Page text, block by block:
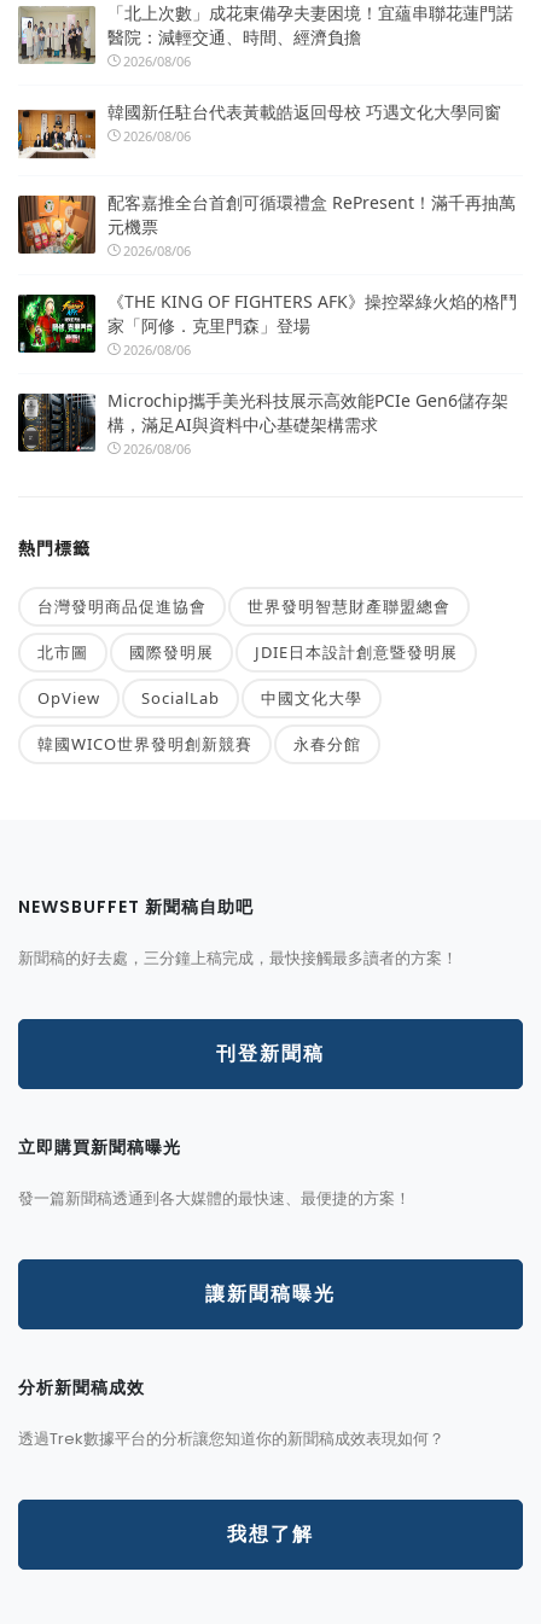
「北上次數」成花東備孕夫妻困境！宜蘊串聯花蓮門諾
醫院：減輕交通、時間、經濟負擔
2026/08/06
韓國新任駐台代表黃載皓返回母校 巧遇文化大學同窗
2026/08/06
配客嘉推全台首創可循環禮盒 RePresent！滿千再抽萬
元機票
2026/08/06
《THE KING OF FIGHTERS AFK》操控翠綠火焰的格鬥
家「阿修．克里門森」登場
2026/08/06
Microchip攜手美光科技展示高效能PCIe Gen6儲存架
構，滿足AI與資料中心基礎架構需求
2026/08/06
熱門標籤
台灣發明商品促進協會 世界發明智慧財產聯盟總會
北市圖 國際發明展 JDIE日本設計創意暨發明展
OpView SocialLab 中國文化大學
韓國WICO世界發明創新競賽 永春分館
NEWSBUFFET 新聞稿自助吧
新聞稿的好去處，三分鐘上稿完成，最快接觸最多讀者的方案！
刊登新聞稿
立即購買新聞稿曝光
發一篇新聞稿透通到各大媒體的最快速、最便捷的方案！
讓新聞稿曝光
分析新聞稿成效
透過Trek數據平台的分析讓您知道你的新聞稿成效表現如何？
我想了解